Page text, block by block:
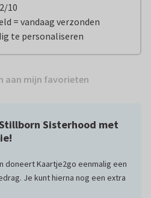
Sisterhood met
doneert Kaartje2go eenmalig een
Je kunt hierna nog een extra
10
= vandaag verzonden
te personaliseren
aan mijn favorieten